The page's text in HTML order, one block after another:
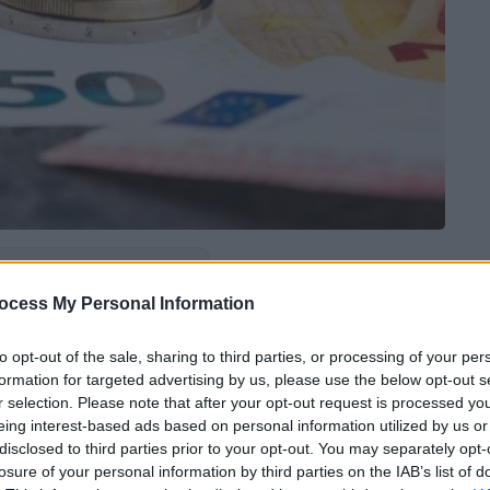
My Personal Information
opt-out of the sale, sharing to third parties, or processing of your
for targeted advertising by us, please use the below opt-out
selection. Please note that after your opt-out request is processed
interest-based ads based on personal information utilized by us
to third parties prior to your opt-out. You may separately
of your personal information by third parties on the IAB’s list of
για την
, μιας σημαντικήςοικονομικής ανάσας για
το αυξημένο κόστος ενέργειας τον
η επόμενη πληρωμή είναι